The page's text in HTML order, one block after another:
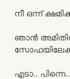
നീ ഒന്ന്
ഞാൻ
എടാ..